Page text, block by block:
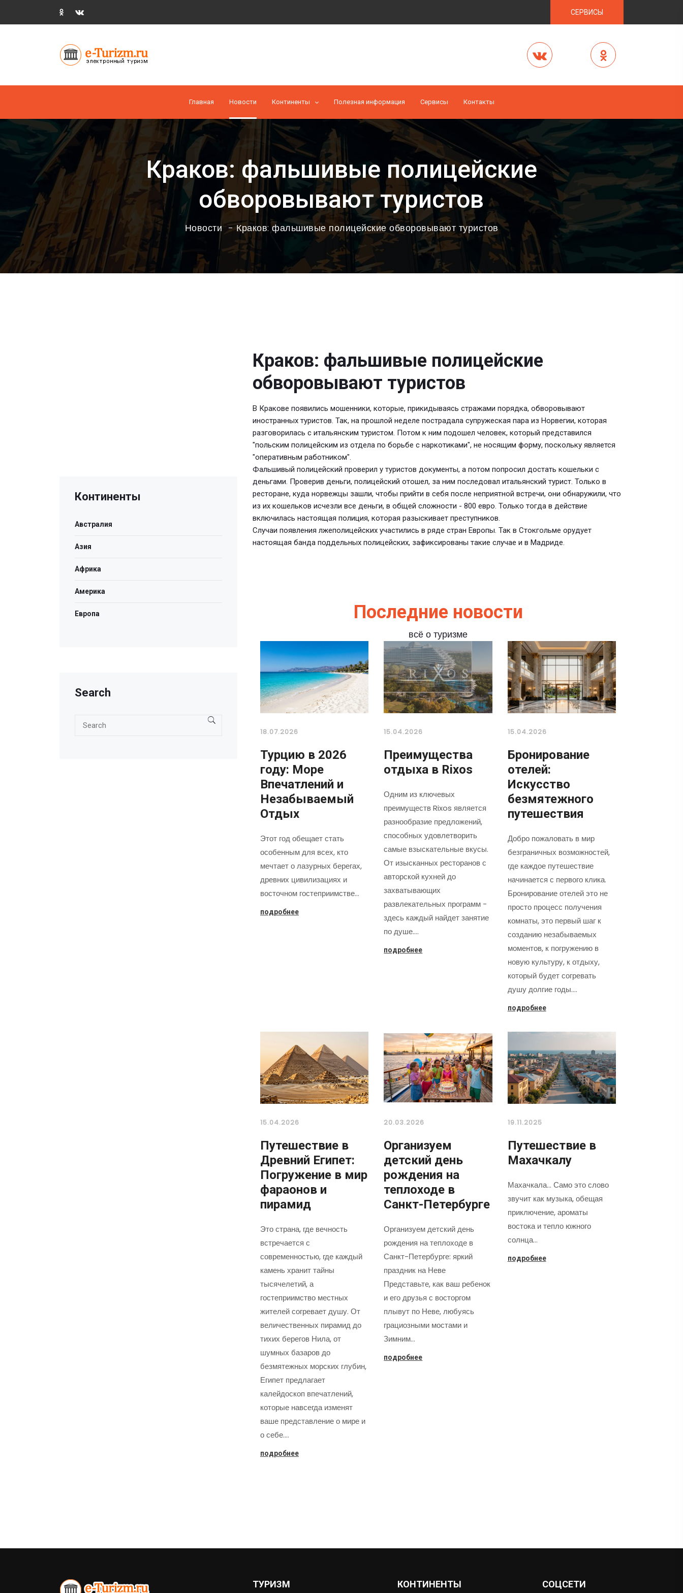
СЕРВИСЫ
Главная Новости Континенты Полезная информация Cервисы Контакты
Краков: фальшивые полицейские
обворовывают туристов
Новости Краков: фальшивые полицейские обворовывают туристов
Краков: фальшивые полицейские
обворовывают туристов
В Кракове появились мошенники, которые, прикидываясь стражами порядка, обворовывают
иностранных туристов. Так, на прошлой неделе пострадала супружеская пара из Норвегии, которая
разговорилась с итальянским туристом. Потом к ним подошел человек, который представился
"польским полицейским из отдела по борьбе с наркотиками", не носящим форму, поскольку является
"оперативным работником".
Фальшивый полицейский проверил у туристов документы, а потом попросил достать кошельки с
деньгами. Проверив деньги, полицейский отошел, за ним последовал итальянский турист. Только в
ресторане, куда норвежцы зашли, чтобы прийти в себя после неприятной встречи, они обнаружили, что
из их кошельков исчезли все деньги, в общей сложности - 800 евро. Только тогда в действие
включилась настоящая полиция, которая разыскивает преступников.
Случаи появления лжеполицейских участились в ряде стран Европы. Так в Стокгольме орудует
настоящая банда поддельных полицейских, зафиксированы такие случае и в Мадриде.
Последние новости
всё о туризме
18.07.2026
Турцию в 2026
году: Море
Впечатлений и
Незабываемый
Отдых
Этот год обещает стать
особенным для всех, кто
мечтает о лазурных берегах,
древних цивилизациях и
восточном гостеприимстве…
подробнее
15.04.2026
Преимущества
отдыха в Rixos
Одним из ключевых
преимуществ Rixos является
разнообразие предложений,
способных удовлетворить
самые взыскательные вкусы.
От изысканных ресторанов с
авторской кухней до
захватывающих
развлекательных программ -
здесь каждый найдет занятие
по душе.…
подробнее
15.04.2026
Бронирование
отелей:
Искусство
безмятежного
путешествия
Добро пожаловать в мир
безграничных возможностей,
где каждое путешествие
начинается с первого клика.
Бронирование отелей это не
просто процесс получения
комнаты, это первый шаг к
созданию незабываемых
моментов, к погружению в
новую культуру, к отдыху,
который будет согревать
душу долгие годы.…
подробнее
15.04.2026
Путешествие в
Древний Египет:
Погружение в мир
фараонов и
пирамид
Это страна, где вечность
встречается с
современностью, где каждый
камень хранит тайны
тысячелетий, а
гостеприимство местных
жителей согревает душу. От
величественных пирамид до
тихих берегов Нила, от
шумных базаров до
безмятежных морских глубин,
Египет предлагает
калейдоскоп впечатлений,
которые навсегда изменят
ваше представление о мире и
о себе.…
подробнее
20.03.2026
Организуем
детский день
рождения на
теплоходе в
Санкт-Петербурге
Организуем детский день
рождения на теплоходе в
Санкт-Петербурге: яркий
праздник на Неве
Представьте, как ваш ребенок
и его друзья с восторгом
плывут по Неве, любуясь
грациозными мостами и
Зимним…
подробнее
19.11.2025
Путешествие в
Махачкалу
Махачкала... Само это слово
звучит как музыка, обещая
приключение, ароматы
востока и тепло южного
солнца…
подробнее
Континенты
Австралия
Азия
Африка
Америка
Европа
Search
ТУРИЗМ КОНТИНЕНТЫ СОЦСЕТИ